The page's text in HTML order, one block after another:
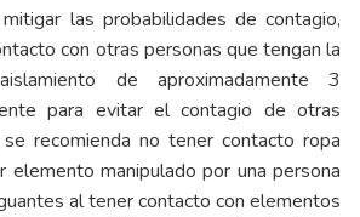
las probabilidades de contagio,
con otras personas que tengan la
de aproximadamente 3
para evitar el contagio de otras
se recomienda no tener contacto ropa
elemento manipulado por una persona
al tener contacto con elementos